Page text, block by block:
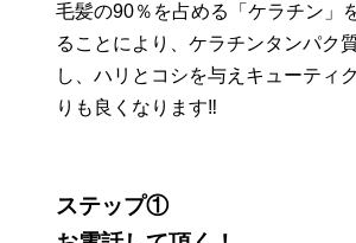
毛髪の90％を占める「ケラチン」
ることにより、ケラチンタンパク
し、ハリとコシを与えキューティ
りも良くなります‼
ステップ①